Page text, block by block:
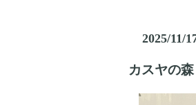
カスヤの
2025/11/